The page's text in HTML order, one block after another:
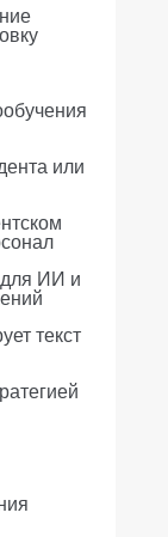
или
ИИ и
текст